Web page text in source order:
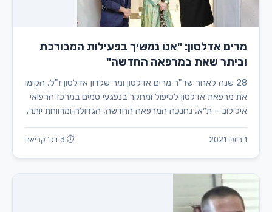
מרים אדלסון: "אנו נמשיך בפעילות המבורכת
וביתר שאת במרפאה החדשה"
28 שנה לאחר שד"ר מרים אדלסון ומר שלדון אדלסון ז"ל, הקימו
את מרפאת אדלסון לטיפול ומחקר בנפגעי סמים במרכז הרפואי
איכילוב – ת״א, נחנכה המרפאה החדשה, הגדולה ומרווחת יותר.
1 ביולי 2021 ⏱ 3 דק' קריאה